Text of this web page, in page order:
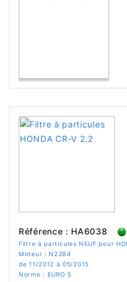
Référence : HA6038
Filtre à particules NEUF pour
Moteur : N22B4
de 11/2012 à 05/2015
Norme : EURO 5